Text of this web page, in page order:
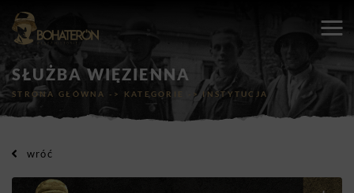
SŁUŻBA WIĘZIENNA
STRONA GŁÓWNA -> KATEGORIE ->INSTYTUCJA
wróć